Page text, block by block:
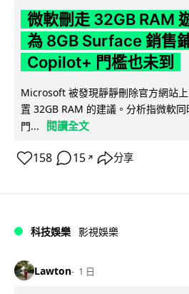
微軟刪走 32GB RAM
為 8GB Surface 銷售
Copilot+ 門檻也未到
Microsoft 被發現靜靜刪除官方網站
置 32GB RAM 的建議。分析指微軟
門...
閱讀全文
158 15 ↗ 分享
科技娛樂 影視娛樂
Lawton 1 日